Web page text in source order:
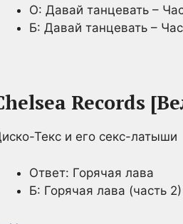
О: Давай танцевать –
Б: Давай танцевать –
Records
Текс и его секс-латыши
Ответ: Горячая лава
Б: Горячая лава (часть 2)